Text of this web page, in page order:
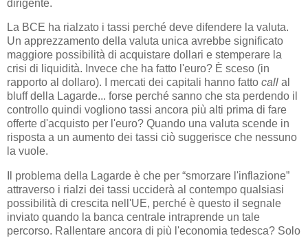
dirigente.
La BCE ha rialzato i tassi perché deve difendere la valuta.
Un apprezzamento della valuta unica avrebbe significato
maggiore possibilità di acquistare dollari e stemperare la
crisi di liquidità. Invece che ha fatto l'euro? È sceso (in
rapporto al dollaro). I mercati dei capitali hanno fatto call al
bluff della Lagarde... forse perché sanno che sta perdendo il
controllo quindi vogliono tassi ancora più alti prima di fare
offerte d'acquisto per l'euro? Quando una valuta scende in
risposta a un aumento dei tassi ciò suggerisce che nessuno
la vuole.
Il problema della Lagarde è che per “smorzare l'inflazione”
attraverso i rialzi dei tassi ucciderà al contempo qualsiasi
possibilità di crescita nell'UE, perché è questo il segnale
inviato quando la banca centrale intraprende un tale
percorso. Rallentare ancora di più l'economia tedesca? Solo